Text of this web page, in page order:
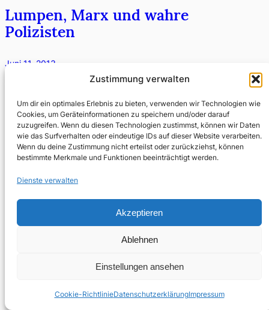
Zustimmung verwalten
Um dir ein optimales Erlebnis zu bieten, verwenden wir Technologien wie
Cookies, um Geräteinformationen zu speichern und/oder darauf
zuzugreifen. Wenn du diesen Technologien zustimmst, können wir Daten
wie das Surfverhalten oder eindeutige IDs auf dieser Website verarbeiten.
Wenn du deine Zustimmung nicht erteilst oder zurückziehst, können
bestimmte Merkmale und Funktionen beeinträchtigt werden.
Dienste verwalten
Akzeptieren
Ablehnen
Einstellungen ansehen
Cookie-RichtlinieDatenschutzerklärungImpressum
Lumpen, Marx und wahre
Polizisten
Juni 11, 2013
Was alle Romane von Roberto Bolaño gemeinsam
Bemerkungen zur Photographie in Die helle Kammer, an
dem…